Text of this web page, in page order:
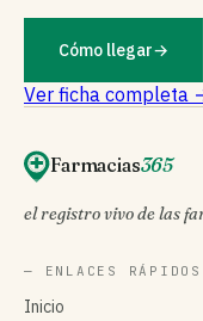
Cómo llegar→
Ver ficha completa
Farmacias365
el registro vivo de las
— ENLACES RÁPIDOS
Inicio